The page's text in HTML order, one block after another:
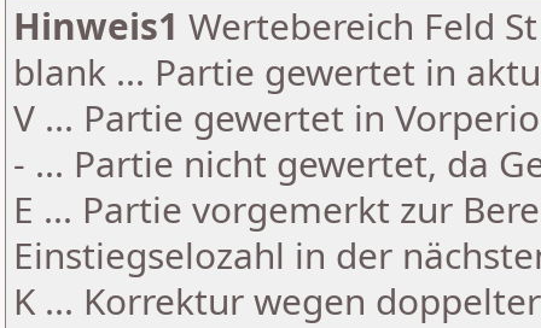
Hinweis1 Wertebereich Feld
blank ... Partie gewertet in
V ... Partie gewertet in
- ... Partie nicht gewertet, da
E ... Partie vorgemerkt zur
Einstiegselozahl in der
K ... Korrektur wegen